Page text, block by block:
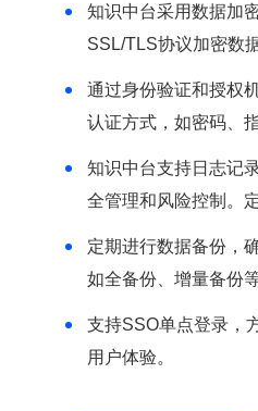
知识中台采用数据加
SSL/TLS协议加密数
通过身份验证和授权
认证方式，如密码、
知识中台支持日志记
全管理和风险控制。
定期进行数据备份，
如全备份、增量备份等
支持SSO单点登录，
用户体验。